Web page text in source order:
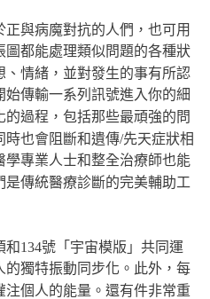
與病魔對抗的人們，也可用
都能處理類似問題的各種狀
情緒，並對發生的事有所認
傳輸一系列訊號進入你的細
過程，包括那些最頑強的問
也會阻斷和遺傳/先天症狀相
專業人士和整全治療師也能
傳統醫療診斷的完美輔助工
134號「宇宙模版」共同運
獨特振動同步化。此外，每
個人的能量。還有件非常重